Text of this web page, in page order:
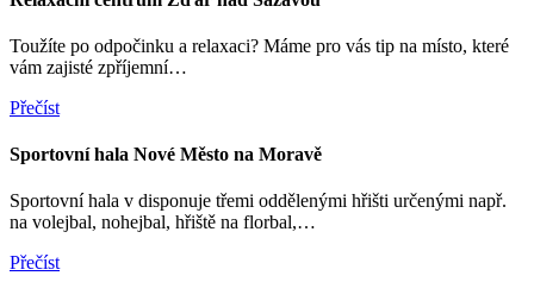
Toužíte po odpočinku a relaxaci? Máme pro vás tip na místo, které
vám zajisté zpříjemní…
Přečíst
Sportovní hala Nové Město na Moravě
Sportovní hala v disponuje třemi oddělenými hřišti určenými např.
na volejbal, nohejbal, hřiště na florbal,…
Přečíst